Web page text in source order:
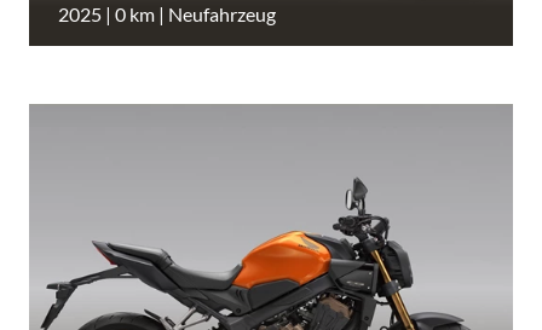
2025 | 0 km | Neufahrzeug